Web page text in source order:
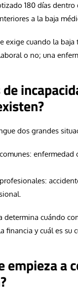
180 días
a la baja
exige cuando la baja
o no; una
dos grandes
enfermedad
determina cuándo
financia y cuál es su
empieza a